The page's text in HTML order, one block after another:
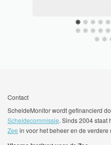
Contact
ScheldeMonitor wordt gefinancierd
Scheldecommissie. Sinds 2004 staat
Zee in voor het beheer en de verdere